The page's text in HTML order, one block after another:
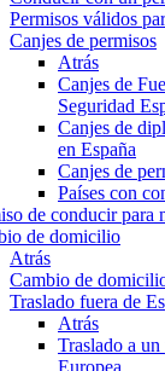
Permisos válidos
Canjes de permisos
Atrás
Canjes de
Seguridad
Canjes de
en España
Canjes de
Países con
de conducir para
de domicilio
Atrás
Cambio de
Traslado fuera de
Atrás
Traslado a